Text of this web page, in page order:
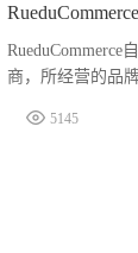
商，所经营的品
5145